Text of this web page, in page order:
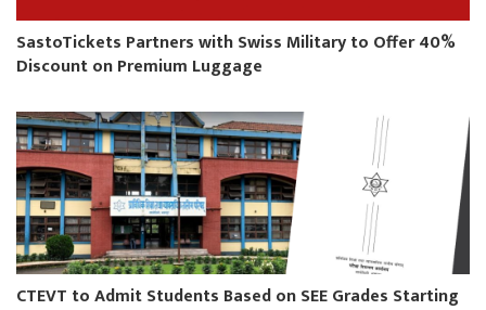
SastoTickets Partners with Swiss Military to Offer 40%
Discount on Premium Luggage
CTEVT to Admit Students Based on SEE Grades Starting